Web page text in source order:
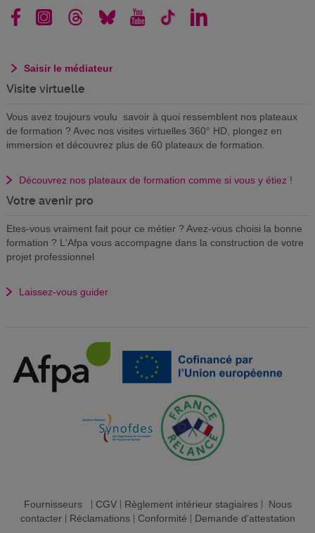
Saisir le médiateur
Visite virtuelle
Vous avez toujours voulu savoir à quoi ressemblent nos plateaux
de formation ? Avec nos visites virtuelles 360° HD, plongez en
immersion et découvrez plus de 60 plateaux de formation.
Découvrez nos plateaux de formation comme si vous y étiez !
Votre avenir pro
Etes-vous vraiment fait pour ce métier ? Avez-vous choisi la bonne
formation ? L'Afpa vous accompagne dans la construction de votre
projet professionnel
Laissez-vous guider
Fournisseurs| CGV| Règlement intérieur stagiaires| Nous
contacter| Réclamations| Conformité Demande d'attestation